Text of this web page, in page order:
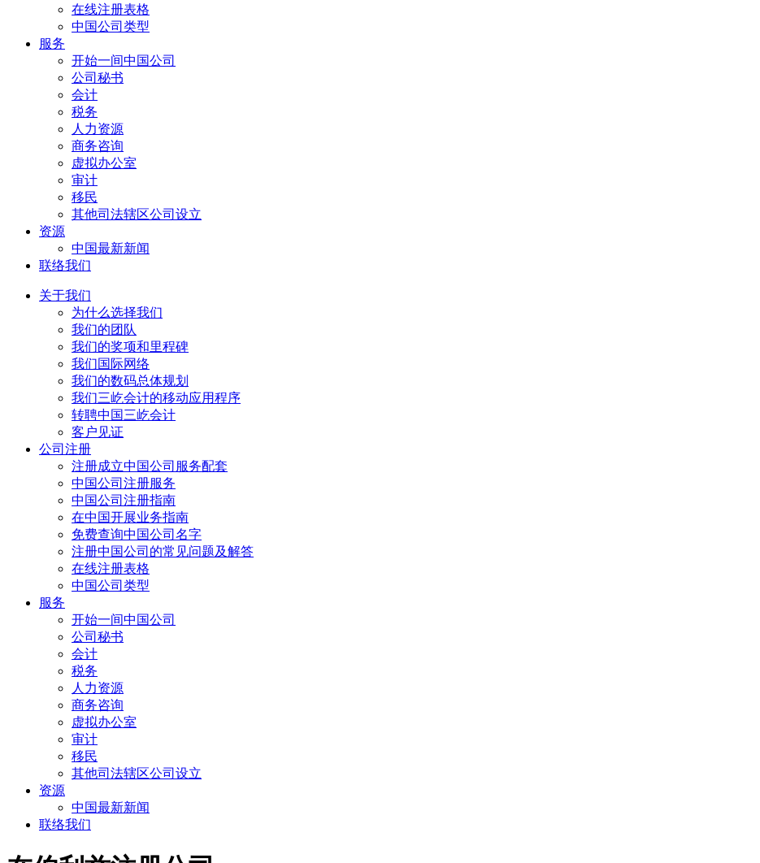
在线注册表格
中国公司类型
服务
开始一间中国公司
公司秘书
会计
税务
人力资源
商务咨询
虚拟办公室
审计
移民
其他司法辖区公司设立
资源
中国最新新闻
联络我们
关于我们
为什么选择我们
我们的团队
我们的奖项和里程碑
我们国际网络
我们的数码总体规划
我们三屹会计的移动应用程序
转聘中国三屹会计
客户见证
公司注册
注册成立中国公司服务配套
中国公司注册服务
中国公司注册指南
在中国开展业务指南
免费查询中国公司名字
注册中国公司的常见问题及解答
在线注册表格
中国公司类型
服务
开始一间中国公司
公司秘书
会计
税务
人力资源
商务咨询
虚拟办公室
审计
移民
其他司法辖区公司设立
资源
中国最新新闻
联络我们